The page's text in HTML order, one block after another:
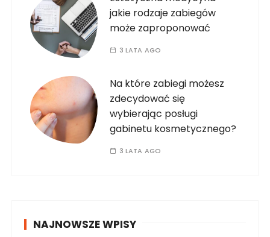
jakie rodzaje zabiegów
może zaproponować
3 LATA AGO
Na które zabiegi możesz
zdecydować się
wybierając posługi
gabinetu kosmetycznego?
3 LATA AGO
NAJNOWSZE WPISY